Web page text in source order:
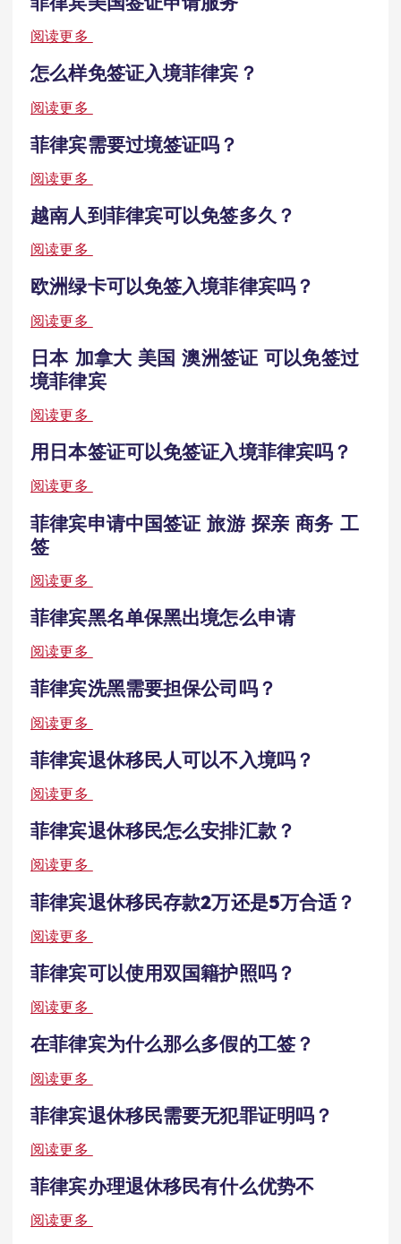
阅读更多
怎么样免签证入境菲律宾？
阅读更多
菲律宾需要过境签证吗？
阅读更多
越南人到菲律宾可以免签多久？
阅读更多
欧洲绿卡可以免签入境菲律宾吗？
阅读更多
日本 加拿大 美国 澳洲签证 可以免签过
境菲律宾
阅读更多
用日本签证可以免签证入境菲律宾吗？
阅读更多
菲律宾申请中国签证 旅游 探亲 商务 工
签
阅读更多
菲律宾黑名单保黑出境怎么申请
阅读更多
菲律宾洗黑需要担保公司吗？
阅读更多
菲律宾退休移民人可以不入境吗？
阅读更多
菲律宾退休移民怎么安排汇款？
阅读更多
菲律宾退休移民存款2万还是5万合适？
阅读更多
菲律宾可以使用双国籍护照吗？
阅读更多
在菲律宾为什么那么多假的工签？
阅读更多
菲律宾退休移民需要无犯罪证明吗？
阅读更多
菲律宾办理退休移民有什么优势不
阅读更多